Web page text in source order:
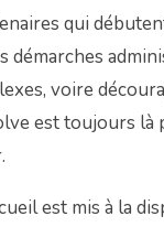
qui
démarches
voire
est toujours là
est mis à la